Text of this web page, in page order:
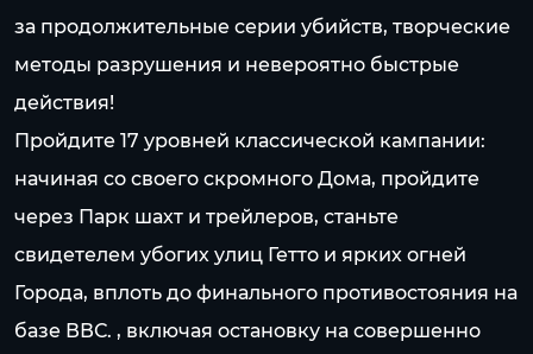
за продолжительные серии убийств, творческие
методы разрушения и невероятно быстрые
действия!
Пройдите 17 уровней классической кампании:
начиная со своего скромного Дома, пройдите
через Парк шахт и трейлеров, станьте
свидетелем убогих улиц Гетто и ярких огней
Города, вплоть до финального противостояния на
базе ВВС. , включая остановку на совершенно